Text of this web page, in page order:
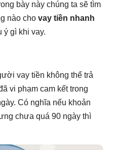
bày này chúng ta sẽ tìm
nào cho vay tiền nhanh
ý gì khi vay.
vay tiền không thể trả
vi phạm cam kết trong
Có nghĩa nếu khoản
chưa quá 90 ngày thì